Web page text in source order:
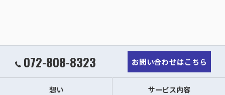
072-808-8323 お問い合わせはこちら
想い サービス内容